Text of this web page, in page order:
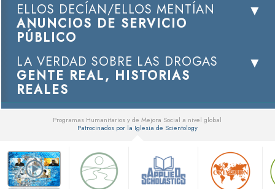
ELLOS DECÍAN/ELLOS MENTÍAN
ANUNCIOS DE SERVICIO
PÚBLICO
LA VERDAD SOBRE LAS DROGAS
GENTE REAL, HISTORIAS
REALES
Programas Humanitarios y de Mejora Social a nivel global
Patrocinados por la Iglesia de Scientology